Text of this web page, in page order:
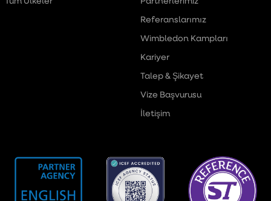
Referanslarımız
Wimbledon Kampları
Kariyer
Talep & Şikayet
Vize Başvurusu
İletişim